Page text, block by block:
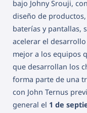
bajo Johny Srouji,
diseño de
baterías y pantallas,
acelerar el
mejor a los equipos
que desarrollan los
forma parte de una
con John Ternus
general el 1 de